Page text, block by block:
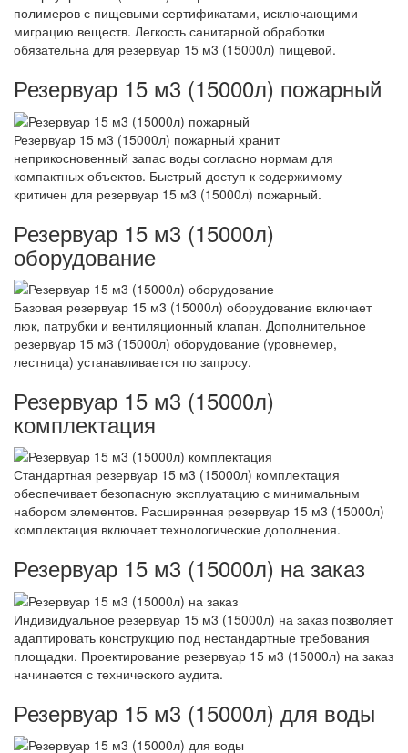
полимеров с пищевыми сертификатами, исключающими
миграцию веществ. Легкость санитарной обработки
обязательна для резервуар 15 м3 (15000л) пищевой.
Резервуар 15 м3 (15000л) пожарный
Резервуар 15 м3 (15000л) пожарный хранит
неприкосновенный запас воды согласно нормам для
компактных объектов. Быстрый доступ к содержимому
критичен для резервуар 15 м3 (15000л) пожарный.
Резервуар 15 м3 (15000л)
оборудование
Базовая резервуар 15 м3 (15000л) оборудование включает
люк, патрубки и вентиляционный клапан. Дополнительное
резервуар 15 м3 (15000л) оборудование (уровнемер,
лестница) устанавливается по запросу.
Резервуар 15 м3 (15000л)
комплектация
Стандартная резервуар 15 м3 (15000л) комплектация
обеспечивает безопасную эксплуатацию с минимальным
набором элементов. Расширенная резервуар 15 м3 (15000л)
комплектация включает технологические дополнения.
Резервуар 15 м3 (15000л) на заказ
Индивидуальное резервуар 15 м3 (15000л) на заказ позволяет
адаптировать конструкцию под нестандартные требования
площадки. Проектирование резервуар 15 м3 (15000л) на заказ
начинается с технического аудита.
Резервуар 15 м3 (15000л) для воды